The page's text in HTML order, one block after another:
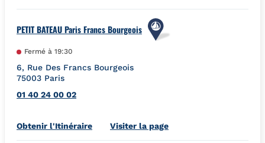
PETIT BATEAU Paris Francs Bourgeois
Fermé à 19:30
6, Rue Des Francs Bourgeois
75003 Paris
01 40 24 00 02
Obtenir l'ItinéraireLink Opens in New Tab
Visiter la page